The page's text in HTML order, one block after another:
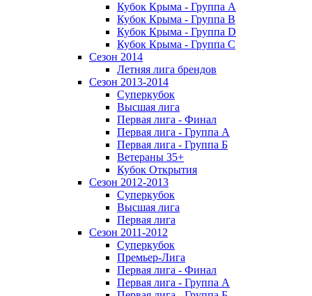
Кубок Крыма - Группа A
Кубок Крыма - Группа B
Кубок Крыма - Группа D
Кубок Крыма - Группа C
Сезон 2014
Летняя лига брендов
Сезон 2013-2014
Суперкубок
Высшая лига
Первая лига - Финал
Первая лига - Группа А
Первая лига - Группа Б
Ветераны 35+
Кубок Открытия
Сезон 2012-2013
Суперкубок
Высшая лига
Первая лига
Сезон 2011-2012
Суперкубок
Премьер-Лига
Первая лига - Финал
Первая лига - Группа А